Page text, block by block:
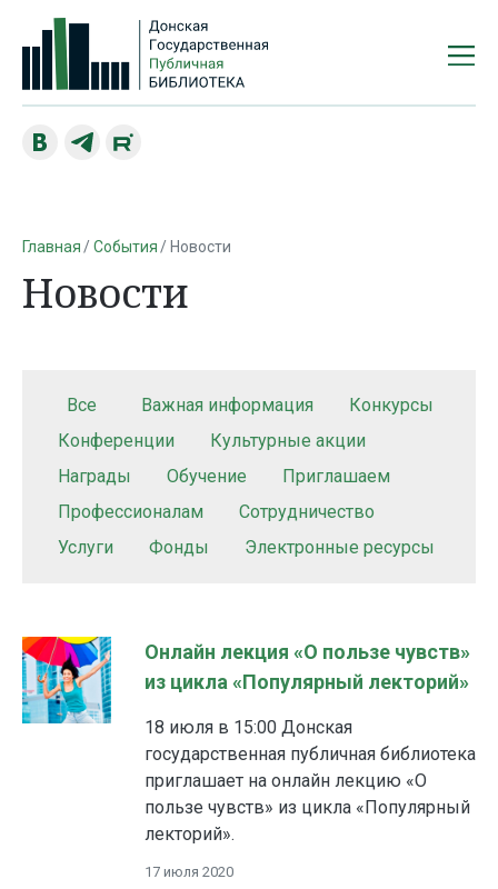
Главная События Новости
Новости
Все Важная информация
Конкурсы
Конференции
Культурные акции
Награды
Обучение
Приглашаем
Профессионалам
Сотрудничество
Услуги
Фонды Электронные ресурсы
Онлайн лекция «О пользе чувств»
из цикла «Популярный лекторий»
18 июля в 15:00 Донская
государственная публичная библиотека
приглашает на онлайн лекцию «О
пользе чувств» из цикла «Популярный
лекторий».
17 июля 2020